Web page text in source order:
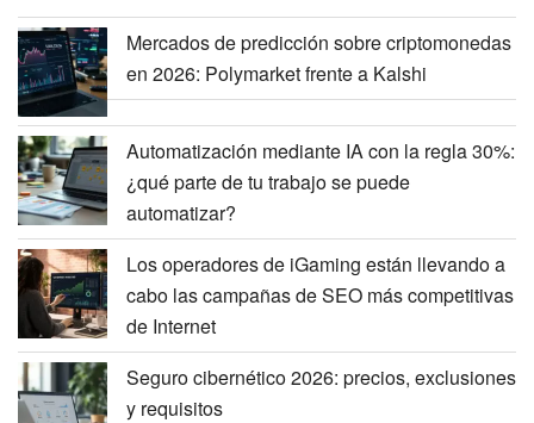
Mercados de predicción sobre criptomonedas
en 2026: Polymarket frente a Kalshi
Automatización mediante IA con la regla 30%:
¿qué parte de tu trabajo se puede
automatizar?
Los operadores de iGaming están llevando a
cabo las campañas de SEO más competitivas
de Internet
Seguro cibernético 2026: precios, exclusiones
y requisitos